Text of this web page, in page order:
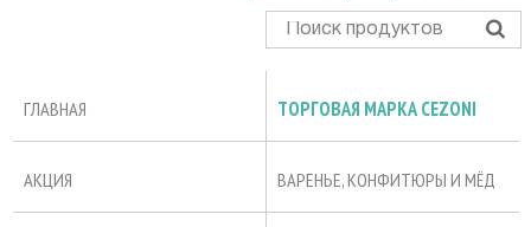
ГЛАВНАЯ ТОРГОВАЯ МАРКА CEZONI
АКЦИЯ ВАРЕНЬЕ, КОНФИТЮРЫ И МЁД